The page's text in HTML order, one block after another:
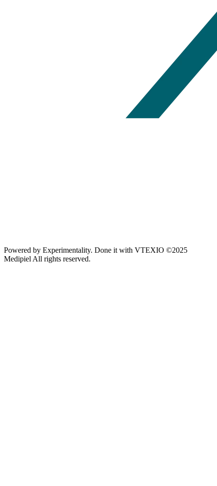
Powered by Experimentality. Done it with VTEXIO ©2025
Medipiel All rights reserved.